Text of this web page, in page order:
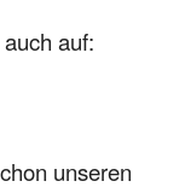
auf:
unseren